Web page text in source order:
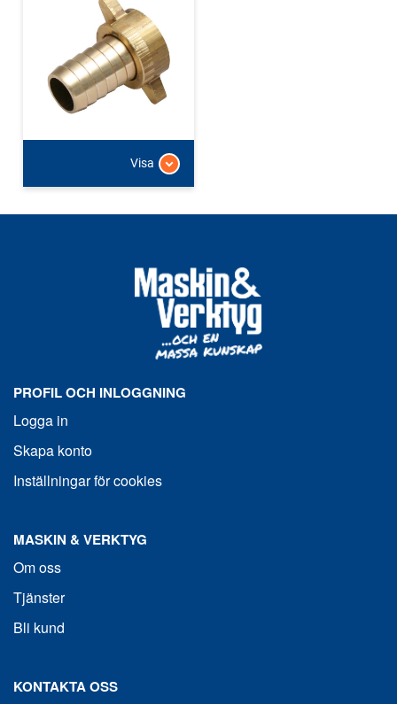
Visa
PROFIL OCH INLOGGNING
Logga in
Skapa konto
Inställningar för cookies
MASKIN & VERKTYG
Om oss
Tjänster
Bli kund
KONTAKTA OSS